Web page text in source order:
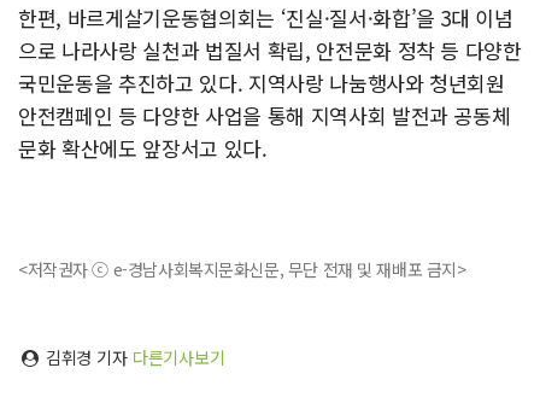
한편, 바르게살기운동협의회는 ‘진실·질서·화합’을 3대 이념
으로 나라사랑 실천과 법질서 확립, 안전문화 정착 등 다양한
국민운동을 추진하고 있다. 지역사랑 나눔행사와 청년회원
안전캠페인 등 다양한 사업을 통해 지역사회 발전과 공동체
문화 확산에도 앞장서고 있다.
<저작권자 ⓒ e-경남사회복지문화신문, 무단 전재 및 재배포 금지>
김휘경 기자 다른기사보기